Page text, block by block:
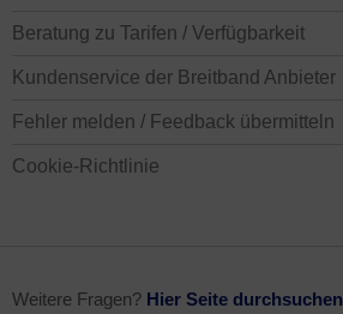
Beratung zu Tarifen / Verfügbarkeit
Kundenservice der Breitband Anbieter
Fehler melden / Feedback übermitteln
Cookie-Richtlinie
Weitere Fragen? Hier Seite durchsuchen